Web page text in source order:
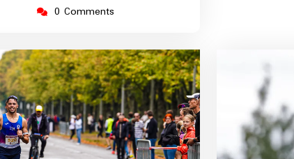
0 Comments